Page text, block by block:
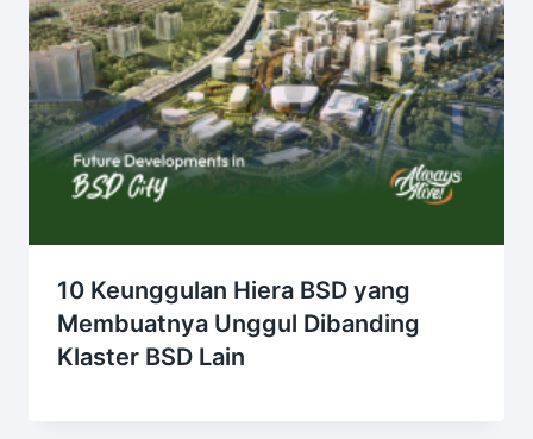
10 Keunggulan Hiera BSD yang
Membuatnya Unggul Dibanding
Klaster BSD Lain